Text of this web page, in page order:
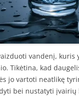
vandenį, kuris
Tikėtina, kad
jo vartoti neatlikę
bei nustatyti įvairių